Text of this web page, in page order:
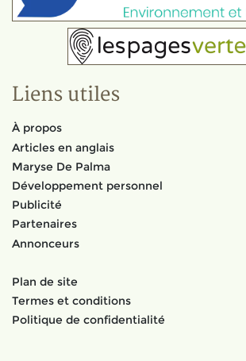
Liens utiles
À propos
Articles en anglais
Maryse De Palma
Développement personnel
Publicité
Partenaires
Annonceurs
Plan de site
Termes et conditions
Politique de confidentialité